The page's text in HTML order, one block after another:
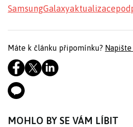
SamsungGalaxyaktualizace
Máte k článku připomínku?
MOHLO BY SE VÁM LÍBIT